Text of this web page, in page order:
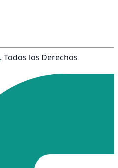
. Todos los Derechos